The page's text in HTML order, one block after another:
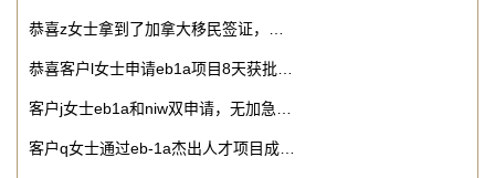
恭喜z女士拿到了加拿大移民签证，…
恭喜客户l女士申请eb1a项目8天获批…
客户j女士eb1a和niw双申请，无加急…
客户q女士通过eb-1a杰出人才项目成…